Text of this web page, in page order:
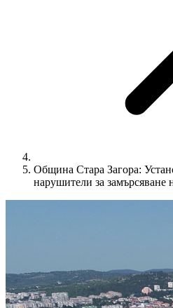
Община Стара Загора:
нарушители за замърсяване